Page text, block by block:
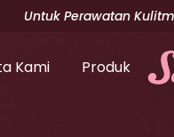
Untuk Perawatan
Kami Produk